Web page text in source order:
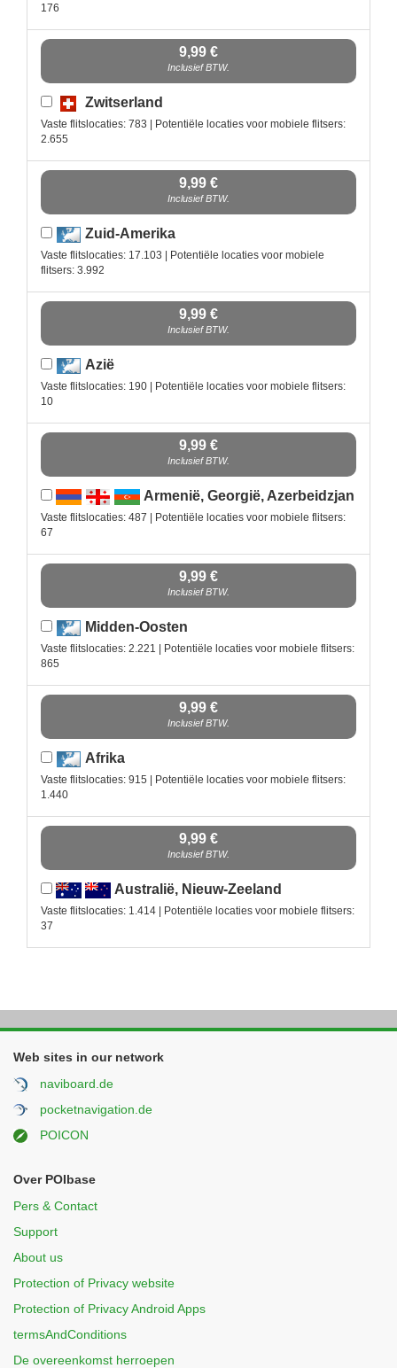
176
9,99 €
Inclusief BTW.
Zwitserland
Vaste flitslocaties: 783 | Potentiële locaties voor mobiele flitsers:
2.655
9,99 €
Inclusief BTW.
Zuid-Amerika
Vaste flitslocaties: 17.103 | Potentiële locaties voor mobiele
flitsers: 3.992
9,99 €
Inclusief BTW.
Azië
Vaste flitslocaties: 190 | Potentiële locaties voor mobiele flitsers:
10
9,99 €
Inclusief BTW.
Armenië, Georgië, Azerbeidzjan
Vaste flitslocaties: 487 | Potentiële locaties voor mobiele flitsers:
67
9,99 €
Inclusief BTW.
Midden-Oosten
Vaste flitslocaties: 2.221 | Potentiële locaties voor mobiele flitsers:
865
9,99 €
Inclusief BTW.
Afrika
Vaste flitslocaties: 915 | Potentiële locaties voor mobiele flitsers:
1.440
9,99 €
Inclusief BTW.
Australië, Nieuw-Zeeland
Vaste flitslocaties: 1.414 | Potentiële locaties voor mobiele flitsers:
37
Web sites in our network
naviboard.de
pocketnavigation.de
POICON
Over POIbase
Pers & Contact
Support
About us
Protection of Privacy website
Protection of Privacy Android Apps
termsAndConditions
De overeenkomst herroepen